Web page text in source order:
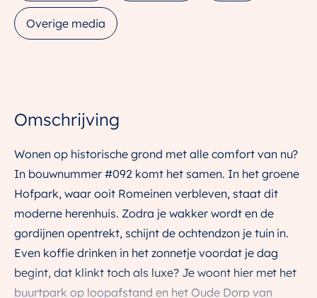
Overige media
Omschrijving
Wonen op historische grond met alle comfort van nu?
In bouwnummer #092 komt het samen. In het groene
Hofpark, waar ooit Romeinen verbleven, staat dit
moderne herenhuis. Zodra je wakker wordt en de
gordijnen opentrekt, schijnt de ochtendzon je tuin in.
Even koffie drinken in het zonnetje voordat je dag
begint, dat klinkt toch als luxe? Je woont hier met het
buurtpark op loopafstand en het Oude Dorp van